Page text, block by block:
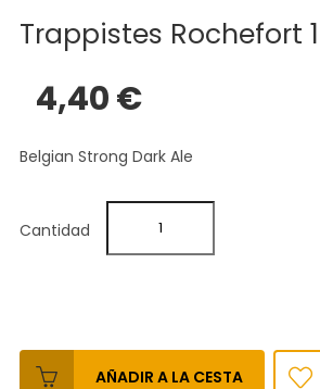
Trappistes Rochefort
4,40 €
Belgian Strong Dark Ale
Cantidad
AÑADIR A LA CESTA